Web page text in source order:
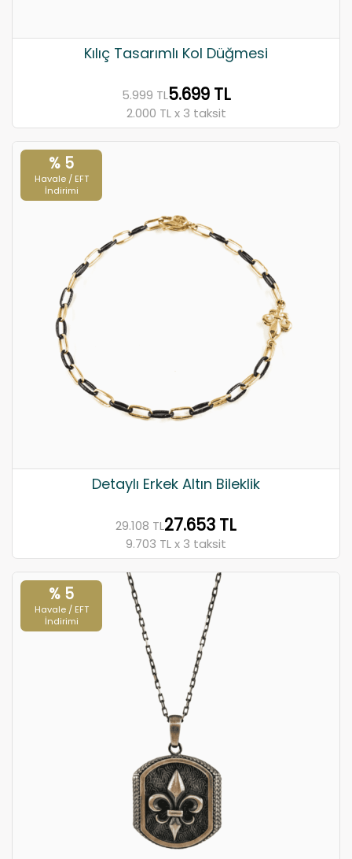
Kılıç Tasarımlı Kol Düğmesi
5.999 TL5.699 TL
2.000 TL x 3 taksit
% 5
Havale / EFT
İndirimi
Detaylı Erkek Altın Bileklik
29.108 TL27.653 TL
9.703 TL x 3 taksit
% 5
Havale / EFT
İndirimi